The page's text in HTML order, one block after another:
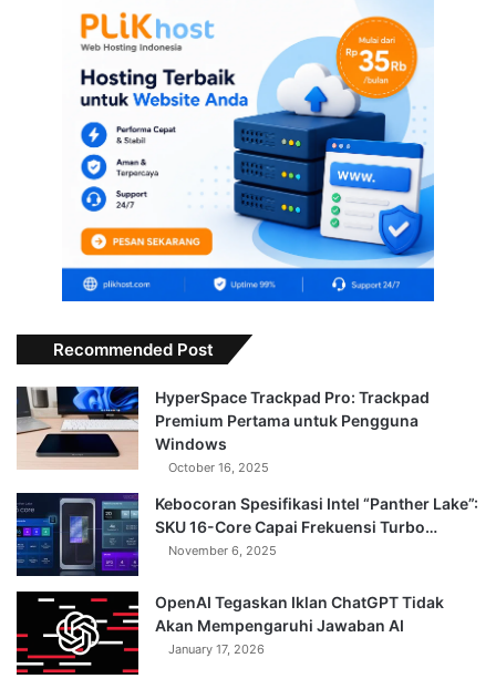
Recommended Post
HyperSpace Trackpad Pro: Trackpad
Premium Pertama untuk Pengguna
Windows
October 16, 2025
Kebocoran Spesifikasi Intel “Panther Lake”:
SKU 16-Core Capai Frekuensi Turbo…
November 6, 2025
OpenAI Tegaskan Iklan ChatGPT Tidak
Akan Mempengaruhi Jawaban AI
January 17, 2026